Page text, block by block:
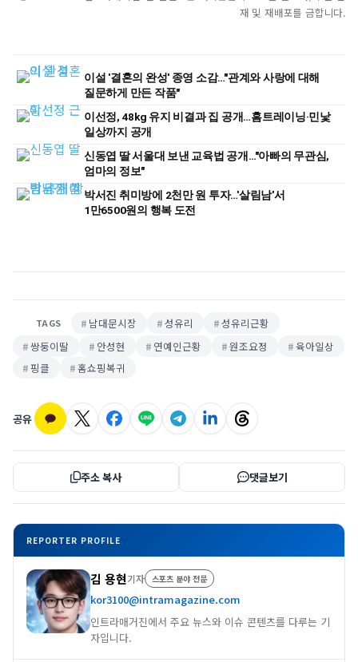
재 및 재배포를 금합니다.
이설 '결혼의 완성' 종영 소감…"관계와 사랑에 대해
질문하게 만든 작품"
이선정, 48kg 유지 비결과 집 공개…홈트레이닝·민낯
일상까지 공개
신동엽 딸 서울대 보낸 교육법 공개…"아빠의 무관심,
엄마의 정보"
박서진 취미방에 2천만 원 투자…'살림남'서
1만6500원의 행복 도전
TAGS 남대문시장 성유리
성유리근황
쌍둥이딸
안성현 연예인근황 원조요정
육아일상
핑클
홈쇼핑복귀
공유
주소 복사 댓글보기
REPORTER PROFILE
김 용현기자 스포츠 분야 전문
kor3100@intramagazine.com
인트라매거진에서 주요 뉴스와 이슈 콘텐츠를 다루는 기
자입니다.